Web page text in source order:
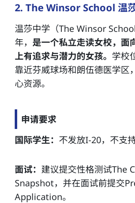
2. The Winsor School 温
温莎中学（The Winsor
年， 是一个私立走读女校，面
上有追求与潜力的女孩。 学校
靠近芬威球场和朗伍德医学区
心资源。
申请要求
国际学生： 不发放I-20，不支
面试： 建议提交性格测试The
Snapshot，并在面试前提交
Application。